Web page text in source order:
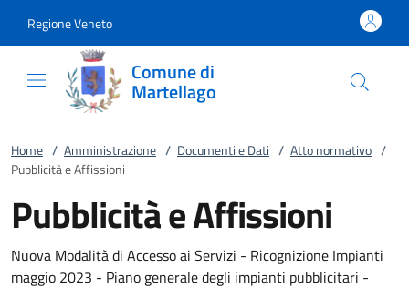
Regione Veneto
Comune di
Martellago
Home / Amministrazione / Documenti e Dati / Atto normativo /
Pubblicità e Affissioni
Pubblicità e Affissioni
Nuova Modalità di Accesso ai Servizi - Ricognizione Impianti
maggio 2023 - Piano generale degli impianti pubblicitari -